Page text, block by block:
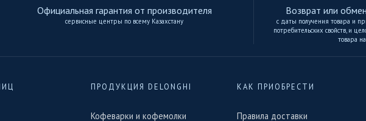
Официальная гарантия от производителя
сервисные центры по всему Казахстану
Возврат или
с даты получения товара и
потребительских свойств, и
товара
ПРОДУКЦИЯ DELONGHI
Кофеварки и кофемолки
КАК ПРИОБРЕСТИ
Правила доставки